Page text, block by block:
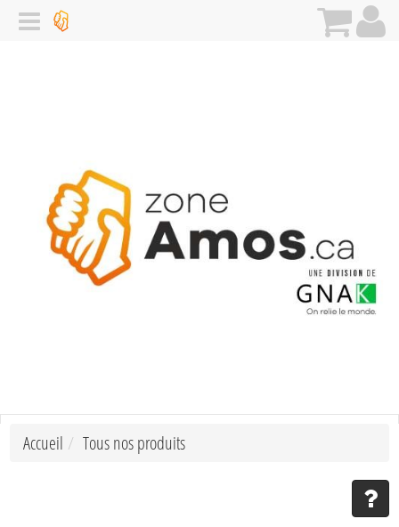
Accueil Tous nos produits